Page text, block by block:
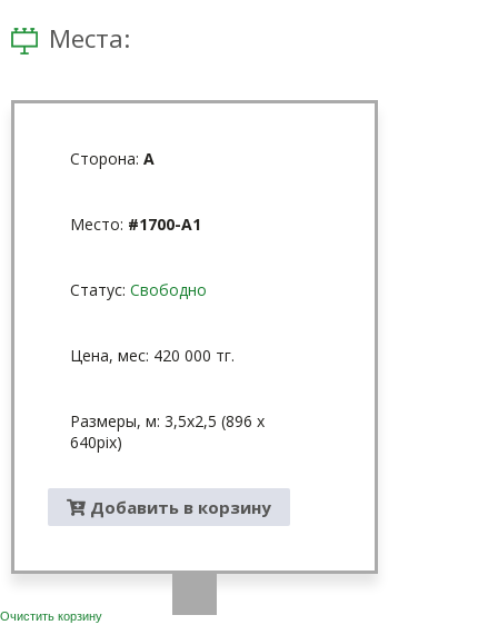
Места:
Сторона: A
Место: #1700-A1
Статус: Свободно
Цена, мес: 420 000 тг.
Размеры, м: 3,5х2,5 (896 х
640pix)
Добавить в корзину
Очистить корзину